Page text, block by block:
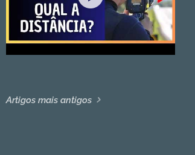
Artigos mais antigos